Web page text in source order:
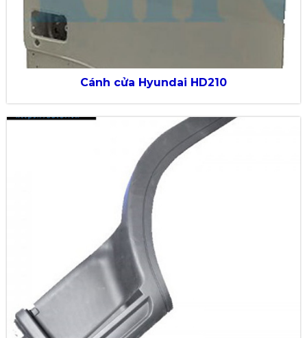
Cánh cửa Hyundai HD210